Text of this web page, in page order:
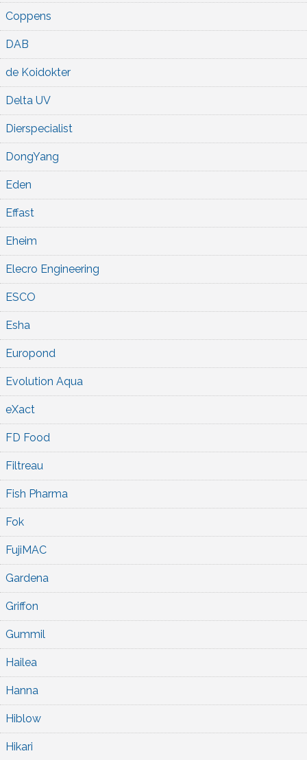
Coppens
DAB
de Koidokter
Delta UV
Dierspecialist
DongYang
Eden
Effast
Eheim
Elecro Engineering
ESCO
Esha
Europond
Evolution Aqua
eXact
FD Food
Filtreau
Fish Pharma
Fok
FujiMAC
Gardena
Griffon
Gummil
Hailea
Hanna
Hiblow
Hikari